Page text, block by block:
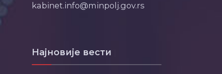
kabinet.info@minpolj.gov.rs
Најновије вести